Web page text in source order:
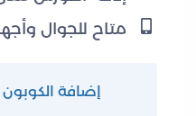
متاح للجوال
إضافة